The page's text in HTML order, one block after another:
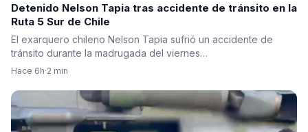
Detenido Nelson Tapia tras accidente de tránsito en la
Ruta 5 Sur de Chile
El exarquero chileno Nelson Tapia sufrió un accidente de
tránsito durante la madrugada del viernes…
Hace 6h·2 min